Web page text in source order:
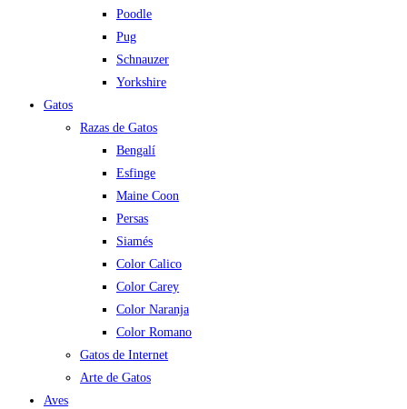
Poodle
Pug
Schnauzer
Yorkshire
Gatos
Razas de Gatos
Bengalí
Esfinge
Maine Coon
Persas
Siamés
Color Calico
Color Carey
Color Naranja
Color Romano
Gatos de Internet
Arte de Gatos
Aves